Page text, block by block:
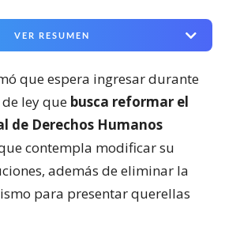
VER RESUMEN
que espera ingresar durante
ley que busca reformar el
de Derechos Humanos
contempla modificar su
además de eliminar la
para presentar querellas